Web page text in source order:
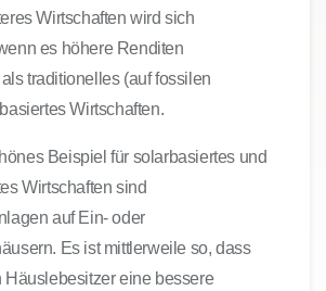
Wirtschaften wird sich
es höhere Renditen
traditionelles (auf fossilen
Wirtschaften.
Beispiel für solarbasiertes und
Wirtschaften sind
auf Ein- oder
Es ist mittlerweile so, dass
Häuslebesitzer eine bessere